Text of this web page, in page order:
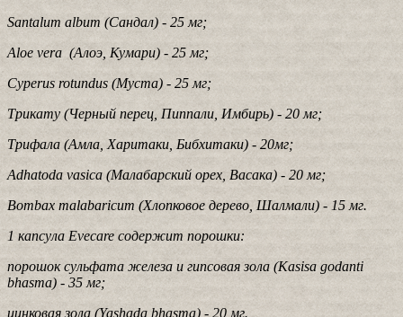
Santalum album (Сандал) - 25 мг;
Aloe vera (Алоэ, Кумари) - 25 мг;
Cyperus rotundus (Муста) - 25 мг;
Трикату (Черный перец, Пиппали, Имбирь) - 20 мг;
Трифала (Амла, Харитаки, Бибхитаки) - 20мг;
Adhatoda vasica (Малабарский орех, Васака) - 20 мг;
Bombax malabaricum (Хлопковое дерево, Шалмали) - 15 мг.
1 капсула Evecare содержит порошки:
порошок сульфата железа и гипсовая зола (Kasisa godanti
bhasma) - 35 мг;
цинковая зола (Yashada bhasma) - 20 мг.